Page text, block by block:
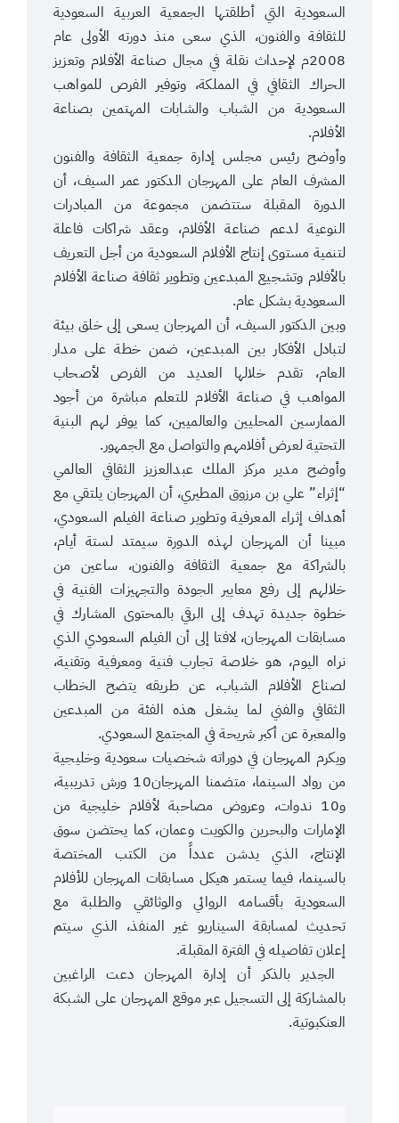
السعودية التي أطلقتها الجمعية العربية السعودية
للثقافة والفنون، الذي سعى منذ دورته الأولى عام
2008م لإحداث نقلة في مجال صناعة الأفلام وتعزيز
الحراك الثقافي في المملكة، وتوفير الفرص للمواهب
السعودية من الشباب والشابات المهتمين بصناعة
الأفلام.
وأوضح رئيس مجلس إدارة جمعية الثقافة والفنون
المشرف العام على المهرجان الدكتور عمر السيف، أن
الدورة المقبلة ستتضمن مجموعة من المبادرات
النوعية لدعم صناعة الأفلام، وعقد شراكات فاعلة
لتنمية مستوى إنتاج الأفلام السعودية من أجل التعريف
بالأفلام وتشجيع المبدعين وتطوير ثقافة صناعة الأفلام
السعودية بشكل عام.
وبين الدكتور السيف، أن المهرجان يسعى إلى خلق بيئة
لتبادل الأفكار بين المبدعين، ضمن خطة على مدار
العام، تقدم خلالها العديد من الفرص لأصحاب
المواهب في صناعة الأفلام للتعلم مباشرة من أجود
الممارسين المحليين والعالميين، كما يوفر لهم البنية
التحتية لعرض أفلامهم والتواصل مع الجمهور.
وأوضح مدير مركز الملك عبدالعزيز الثقافي العالمي
“إثراء” علي بن مرزوق المطيري، أن المهرجان يلتقي مع
أهداف إثراء المعرفية وتطوير صناعة الفيلم السعودي،
مبينا أن المهرجان لهذه الدورة سيمتد لستة أيام،
بالشراكة مع جمعية الثقافة والفنون، ساعين من
خلالهم إلى رفع معايير الجودة والتجهيزات الفنية في
خطوة جديدة تهدف إلى الرقي بالمحتوى المشارك في
مسابقات المهرجان، لافتا إلى أن الفيلم السعودي الذي
نراه اليوم، هو خلاصة تجارب فنية ومعرفية وتقنية،
لصناع الأفلام الشباب، عن طريقه يتضح الخطاب
الثقافي والفني لما يشغل هذه الفئة من المبدعين
والمعبرة عن أكبر شريحة في المجتمع السعودي.
ويكرم المهرجان في دوراته شخصيات سعودية وخليجية
من رواد السينما، متضمنا المهرجان10 ورش تدريبية،
و10 ندوات، وعروض مصاحبة لأفلام خليجية من
الإمارات والبحرين والكويت وعمان، كما يحتضن سوق
الإنتاج، الذي يدشن عدداً من الكتب المختصة
بالسينما، فيما يستمر هيكل مسابقات المهرجان للأفلام
السعودية بأقسامه الروائي والوثائقي والطلبة مع
تحديث لمسابقة السيناريو غير المنفذ، الذي سيتم
إعلان تفاصيله في الفترة المقبلة.
‎ الجدير بالذكر أن إدارة المهرجان دعت الراغبين
بالمشاركة إلى التسجيل عبر موقع المهرجان على الشبكة
العنكبوتية.